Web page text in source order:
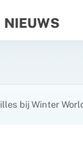
NIEUWS
bij Winter